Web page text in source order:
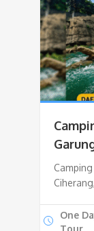
Ciherang,
One